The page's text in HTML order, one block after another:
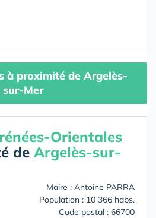
à proximité de Argelès-
sur-Mer
Orientales
de Argelès-sur-
Maire : Antoine PARRA
Population : 10 366 habs.
Code postal : 66700